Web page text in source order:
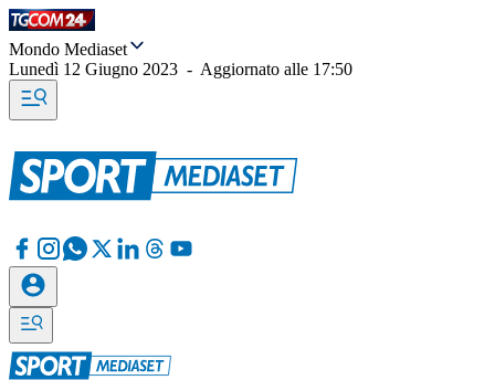
Mondo Mediaset
Lunedì 12 Giugno 2023 - Aggiornato alle 17:50